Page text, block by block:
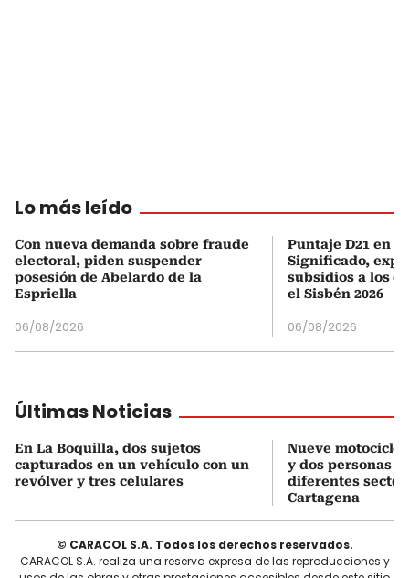
Lo más leído
Con nueva demanda sobre fraude
electoral, piden suspender
posesión de Abelardo de la
Espriella
06/08/2026
Puntaje D21 en
Significado,
subsidios a los
el Sisbén 2026
06/08/2026
Últimas Noticias
En La Boquilla, dos sujetos
capturados en un vehículo con un
revólver y tres celulares
Nueve
y dos personas
diferentes
Cartagena
© CARACOL S.A. Todos los derechos reservados.
CARACOL S.A. realiza una reserva expresa de las reproducciones y